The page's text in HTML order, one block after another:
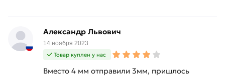
Александр Львович
14 ноября 2023
Товар куплен у нас
Вместо 4 мм отправили 3мм, пришлось